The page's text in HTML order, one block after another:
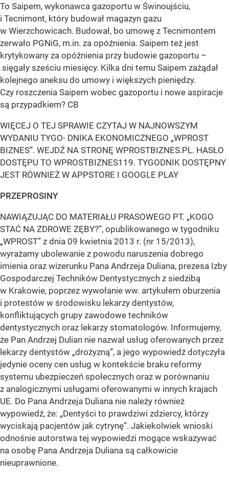
To Saipem, wykonawca gazoportu w Świnoujściu,
i Tecnimont, który budował magazyn gazu
w Wierzchowicach. Budował, bo umowę z Tecnimontem
zerwało PGNiG, m.in. za opóźnienia. Saipem też jest
krytykowany za opóźnienia przy budowie gazoportu –
sięgały sześciu miesięcy. Kilka dni temu Saipem zażądał
kolejnego aneksu do umowy i większych pieniędzy.
Czy roszczenia Saipem wobec gazoportu i nowe aspiracje
są przypadkiem? CB
WIĘCEJ O TEJ SPRAWIE CZYTAJ W NAJNOWSZYM
WYDANIU TYGO- DNIKA EKONOMICZNEGO „WPROST
BIZNES”. WEJDŹ NA STRONĘ WPROSTBIZNES.PL. HASŁO
DOSTĘPU TO WPROSTBIZNES119. TYGODNIK DOSTĘPNY
JEST RÓWNIEŻ W APPSTORE I GOOGLE PLAY
PRZEPROSINY
NAWIĄZUJĄC DO MATERIAŁU PRASOWEGO PT. „KOGO
STAĆ NA ZDROWE ZĘBY?”, opublikowanego w tygodniku
„WPROST” z dnia 09 kwietnia 2013 r. (nr 15/2013),
wyrażamy ubolewanie z powodu naruszenia dobrego
imienia oraz wizerunku Pana Andrzeja Duliana, prezesa Izby
Gospodarczej Techników Dentystycznych z siedzibą
w Krakowie, poprzez wywołanie ww. artykułem oburzenia
i protestów w środowisku lekarzy dentystów,
konfliktujących grupy zawodowe techników
dentystycznych oraz lekarzy stomatologów. Informujemy,
że Pan Andrzej Dulian nie nazwał usług oferowanych przez
lekarzy dentystów „drożyzną”, a jego wypowiedź dotyczyła
jedynie oceny cen usług w kontekście braku reformy
systemu ubezpieczeń społecznych oraz w porównaniu
z analogicznymi usługami oferowanymi w innych krajach
UE. Do Pana Andrzeja Duliana nie należy również
wypowiedź, że: „Dentyści to prawdziwi zdziercy, którzy
wyciskają pacjentów jak cytrynę”. Jakiekolwiek wnioski
odnośnie autorstwa tej wypowiedzi mogące wskazywać
na osobę Pana Andrzeja Duliana są całkowicie
nieuprawnione.